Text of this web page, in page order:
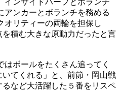
アンカーとボランチを務める
オリティーの両輪を担保し
積む大きな原動力だったと言
はボールをたくさん追ってく
てくれる」と、前節・岡山戦
など大活躍した５番をリスペ